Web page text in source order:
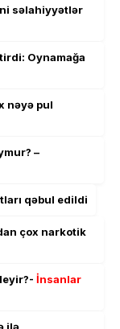
səlahiyyətlər
Oynamağa
nəyə pul
–
qəbul edildi
çox narkotik
İnsanlar